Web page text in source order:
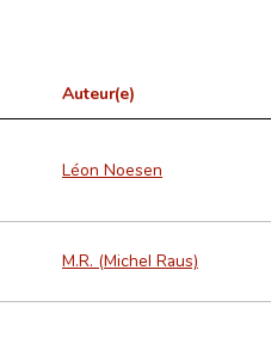
Auteur(e)
Léon Noesen
M.R. (Michel Raus)